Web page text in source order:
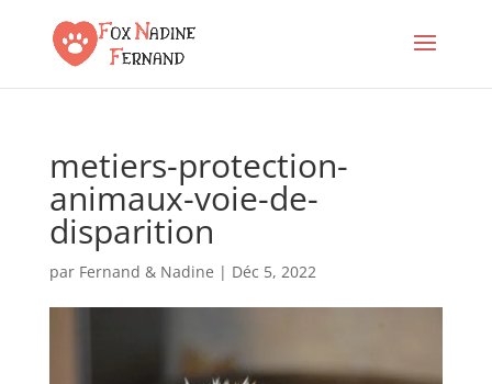
metiers-protection-
animaux-voie-de-
disparition
par Fernand & Nadine | Déc 5, 2022